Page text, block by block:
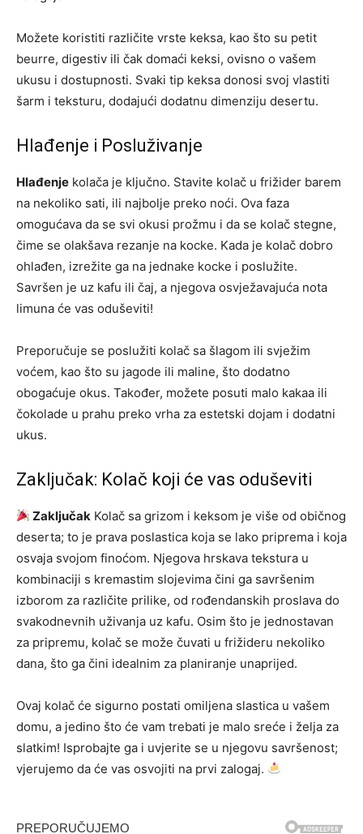
Možete koristiti različite vrste keksa, kao što su petit
beurre, digestiv ili čak domaći keksi, ovisno o vašem
ukusu i dostupnosti. Svaki tip keksa donosi svoj vlastiti
šarm i teksturu, dodajući dodatnu dimenziju desertu.
Hlađenje i Posluživanje
Hlađenje kolača je ključno. Stavite kolač u frižider barem
na nekoliko sati, ili najbolje preko noći. Ova faza
omogućava da se svi okusi prožmu i da se kolač stegne,
čime se olakšava rezanje na kocke. Kada je kolač dobro
ohlađen, izrežite ga na jednake kocke i poslužite.
Savršen je uz kafu ili čaj, a njegova osvježavajuća nota
limuna će vas oduševiti!
Preporučuje se poslužiti kolač sa šlagom ili svježim
voćem, kao što su jagode ili maline, što dodatno
obogaćuje okus. Također, možete posuti malo kakaa ili
čokolade u prahu preko vrha za estetski dojam i dodatni
ukus.
Zaključak: Kolač koji će vas oduševiti
Zaključak Kolač sa grizom i keksom je više od običnog
deserta; to je prava poslastica koja se lako priprema i koja
osvaja svojom finoćom. Njegova hrskava tekstura u
kombinaciji s kremastim slojevima čini ga savršenim
izborom za različite prilike, od rođendanskih proslava do
svakodnevnih uživanja uz kafu. Osim što je jednostavan
za pripremu, kolač se može čuvati u frižideru nekoliko
dana, što ga čini idealnim za planiranje unaprijed.
Ovaj kolač će sigurno postati omiljena slastica u vašem
domu, a jedino što će vam trebati je malo sreće i želja za
slatkim! Isprobajte ga i uvjerite se u njegovu savršenost;
vjerujemo da će vas osvojiti na prvi zalogaj.